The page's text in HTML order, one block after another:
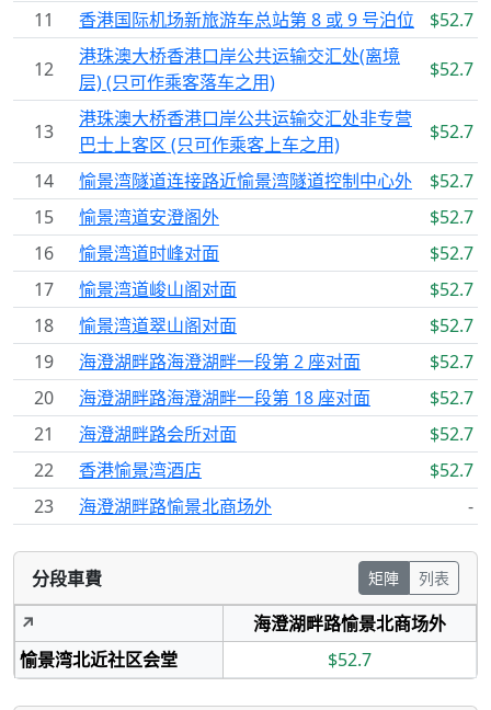
11
香港国际机场新旅游车总站第 8 或 9 号泊位 $52.7
12
港珠澳大桥香港口岸公共运输交汇处(离境
层) (只可作乘客落车之用)
$52.7
13
港珠澳大桥香港口岸公共运输交汇处非专营
巴士上客区 (只可作乘客上车之用)
$52.7
14 愉景湾隧道连接路近愉景湾隧道控制中心外
$52.7
15
愉景湾道安澄阁外
$52.7
16
愉景湾道时峰对面
$52.7
17
愉景湾道峻山阁对面
$52.7
18
愉景湾道翠山阁对面
$52.7
19
海澄湖畔路海澄湖畔一段第 2 座对面
$52.7
20
海澄湖畔路海澄湖畔一段第 18 座对面
$52.7
21
海澄湖畔路会所对面
$52.7
22
香港愉景湾酒店
$52.7
23
海澄湖畔路愉景北商场外 -
分段車費 矩陣 列表
↗
海澄湖畔路愉景北商场外
愉景湾北近社区会堂
$52.7